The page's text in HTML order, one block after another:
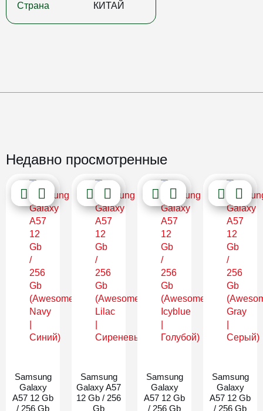
Страна КИТАЙ
Недавно просмотренные
Samsung
Galaxy
A57 12 Gb
/ 256 Gb
Samsung
Galaxy A57
12 Gb / 256
Gb
Samsung
Galaxy
A57 12 Gb
/ 256 Gb
Samsung
Galaxy
A57 12 Gb
/ 256 Gb